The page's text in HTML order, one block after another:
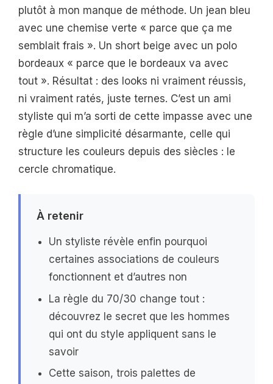
plutôt à mon manque de méthode. Un jean bleu
avec une chemise verte « parce que ça me
semblait frais ». Un short beige avec un polo
bordeaux « parce que le bordeaux va avec
tout ». Résultat : des looks ni vraiment réussis,
ni vraiment ratés, juste ternes. C’est un ami
styliste qui m’a sorti de cette impasse avec une
règle d’une simplicité désarmante, celle qui
structure les couleurs depuis des siècles : le
cercle chromatique.
À retenir
Un styliste révèle enfin pourquoi
certaines associations de couleurs
fonctionnent et d’autres non
La règle du 70/30 change tout :
découvrez le secret que les hommes
qui ont du style appliquent sans le
savoir
Cette saison, trois palettes de